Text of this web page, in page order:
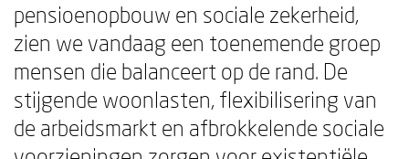
pensioenopbouw en sociale zekerheid,
zien we vandaag een toenemende groep
mensen die balanceert op de rand. De
stijgende woonlasten, flexibilisering van
de arbeidsmarkt en afbrokkelende sociale